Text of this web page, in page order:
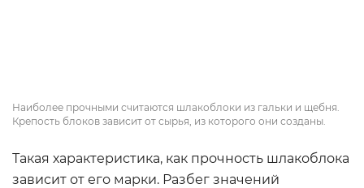
Наиболее прочными считаются шлакоблоки из гальки и щебня.
Крепость блоков зависит от сырья, из которого они созданы.
Такая характеристика, как прочность шлакоблока
зависит от его марки. Разбег значений